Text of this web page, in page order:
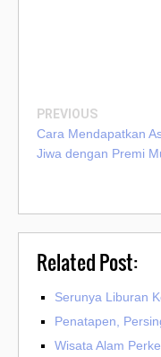
PREVIOUS
Cara Mendapatkan
Jiwa dengan Premi
Related Post:
Serunya Liburan
Penatapen,
Wisata Alam